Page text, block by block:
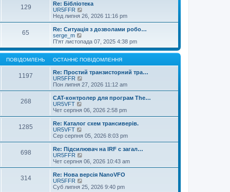
129
Re: Бібліотека
UR5FFR
е
р
е
г
л
я
н
у
т
и
с
т
а
н
н
є
о
в
і
д
о
л
е
н
я
Нед липня 26, 2026 11:16 pm
65
Re: Ситуація з дозволами робо…
serge_m
е
р
е
г
л
я
у
т
и
с
т
а
н
н
є
о
в
д
о
л
П'ят листопада 07, 2025 4:38 pm
ПОВІДОМЛЕНЬ ОСТАННЄ ПОВІДОМЛЕННЯ
1197
Re: Простий транзисторний тра…
UR5FFR
е
р
е
л
я
н
у
т
и
с
т
а
н
н
п
Пон липня 27, 2026 11:12 am
268
CAT-контролер для програм The…
UR5VFT
е
р
е
л
я
н
у
т
и
с
т
а
Чет серпня 06, 2026 2:58 pm
1285
Re: Каталог схем трансиверів.
UR5VFT
е
р
е
л
я
н
у
т
и
Сер серпня 05, 2026 8:03 pm
698
Re: Підсилювач на IRF с загал…
UR5FFR
е
р
е
л
Чет серпня 06, 2026 10:43 am
314
Re: Нова версія NanoVFO
UR5FFR
е
Суб липня 25, 2026 9:40 pm